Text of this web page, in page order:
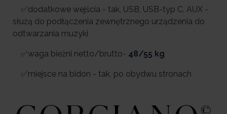
✅dodatkowe wejścia - tak, USB, USB-typ C, AUX -
służą do podłączenia zewnętrznego urządzenia do
odtwarzania muzyki
✅waga bieżni netto/brutto- 48/55 kg
✅miejsce na bidon - tak, po obydwu stronach